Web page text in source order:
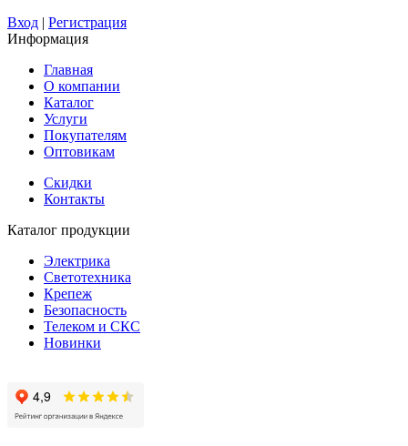
Вход | Регистрация
Информация
Главная
О компании
Каталог
Услуги
Покупателям
Оптовикам
Скидки
Контакты
Каталог продукции
Электрика
Светотехника
Крепеж
Безопасность
Телеком и СКС
Новинки